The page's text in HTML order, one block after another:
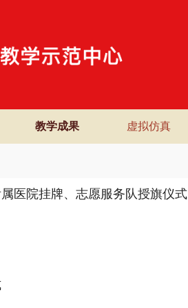
教学成果 虚拟仿真
医院挂牌、志愿服务队授旗仪式